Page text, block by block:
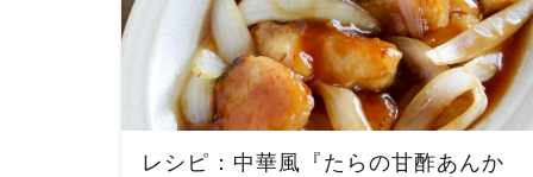
レシピ：中華風『たらの甘酢あんか